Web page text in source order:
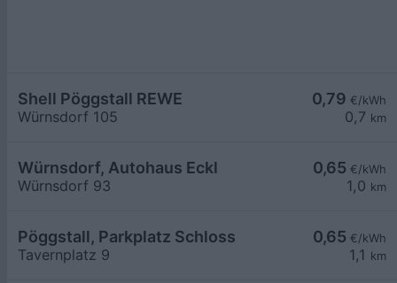
0,79 €/kWh
0,7 km
Shell Pöggstall REWE
Würnsdorf 105
0,65 €/kWh
1,0 km
Würnsdorf, Autohaus Eckl
Würnsdorf 93
0,65 €/kWh
1,1 km
Pöggstall, Parkplatz Schloss
Tavernplatz 9